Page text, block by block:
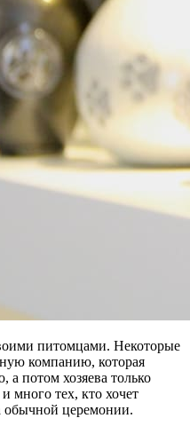
питомцами. Некоторые
компанию, которая
а потом хозяева только
много тех, кто хочет
обычной церемонии.